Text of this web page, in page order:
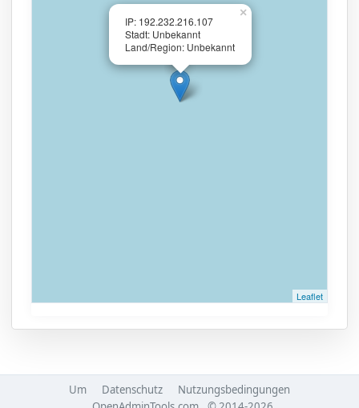
IP: 192.232.216.107
Stadt: Unbekannt
Land/Region: Unbekannt
×
Leaflet
Um Datenschutz
Nutzungsbedingungen